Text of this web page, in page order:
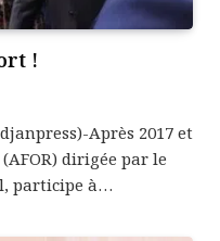
!
Après 2017 et
dirigée par le
participe à…